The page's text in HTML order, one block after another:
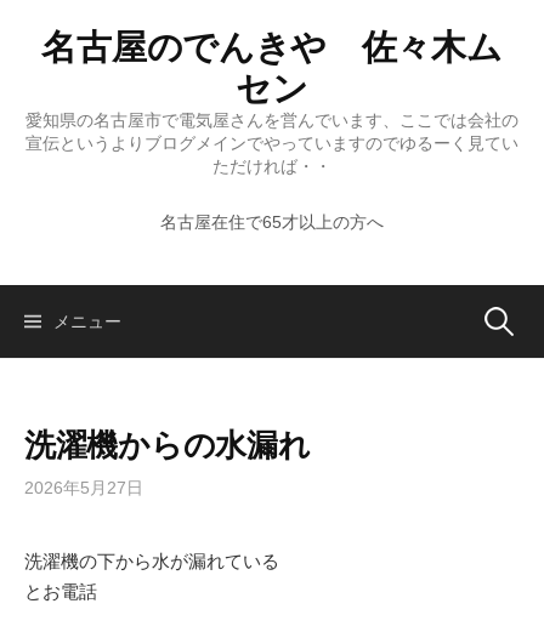
プ
名古屋のでんきや 佐々木ム
セン
愛知県の名古屋市で電気屋さんを営んでいます、ここでは会社の
宣伝というよりブログメインでやっていますのでゆるーく見てい
ただければ・・
名古屋在住で65才以上の方へ
メニュー 検
洗濯機からの水漏れ
2026年5月27日
洗濯機の下から水が漏れている
とお電話